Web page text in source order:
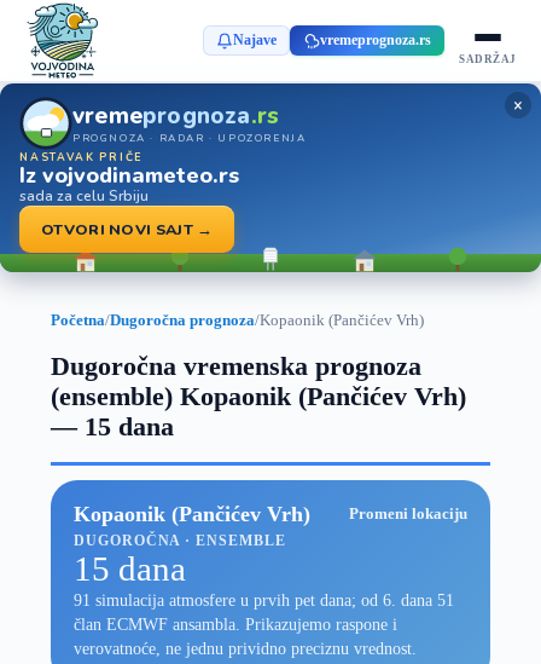
Najave vremeprognoza.rs
SADRŽAJ
vremeprognoza.rs
PROGNOZA · RADAR · UPOZORENJA
NASTAVAK PRIČE
Iz vojvodinameteo.rs
sada za celu Srbiju
OTVORI NOVI SAJT →
×
Početna/Dugoročna prognoza/Kopaonik (Pančićev Vrh)
Dugoročna vremenska prognoza
(ensemble) Kopaonik (Pančićev Vrh)
— 15 dana
Kopaonik (Pančićev Vrh) Promeni lokaciju
DUGOROČNA · ENSEMBLE
15 dana
91 simulacija atmosfere u prvih pet dana; od 6. dana 51
član ECMWF ansambla. Prikazujemo raspone i
verovatnoće, ne jednu prividno preciznu vrednost.